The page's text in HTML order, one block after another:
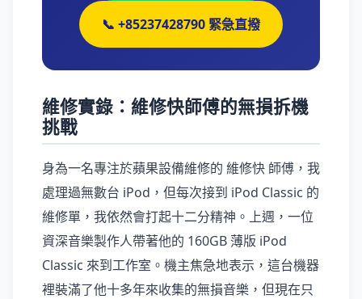
📞 +85237428790 緊急直撥
維修實錄：維修快師傅的無損拆機
挑戰
身為一名專注於蘋果設備維修的 維修快 師傅，我
處理過無數台 iPod，但每次接到 iPod Classic 的
維修單，我依然會打起十二分精神。上週，一位
資深音樂製作人帶著他的 160GB 薄版 iPod
Classic 來到工作室。機主焦急地表示，這台機器
裡裝滿了他十多年來收集的無損音樂，但現在只